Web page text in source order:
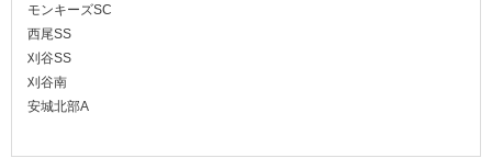
モンキーズSC
西尾SS
刈谷SS
刈谷南
安城北部A